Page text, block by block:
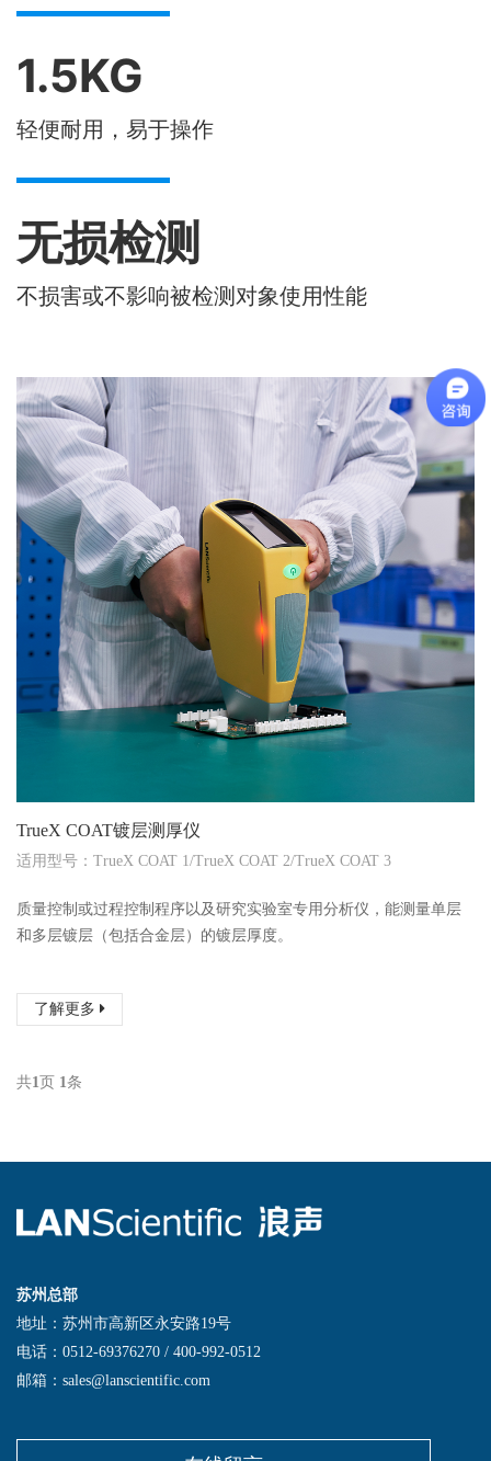
1.5KG
轻便耐用，易于操作
无损检测
不损害或不影响被检测对象使用性能
TrueX COAT镀层测厚仪
适用型号：TrueX COAT 1/TrueX COAT 2/TrueX COAT 3
质量控制或过程控制程序以及研究实验室专用分析仪，能测量单层
和多层镀层（包括合金层）的镀层厚度。
了解更多
共1 页 1条
苏州总部
地址：苏州市高新区永安路19号
电话：0512-69376270 / 400-992-0512
邮箱：sales@lanscientific.com